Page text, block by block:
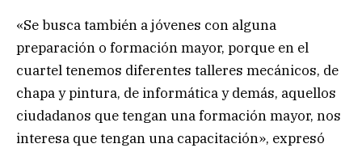
«Se busca también a jóvenes con alguna
preparación o formación mayor, porque en el
cuartel tenemos diferentes talleres mecánicos, de
chapa y pintura, de informática y demás, aquellos
ciudadanos que tengan una formación mayor, nos
interesa que tengan una capacitación», expresó